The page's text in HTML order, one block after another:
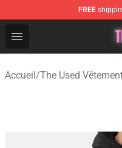
FREE
Open menu
The Used Store -
Accueil/The Used